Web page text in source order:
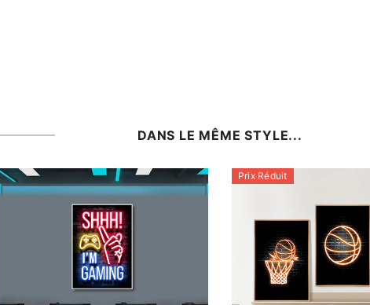
DANS LE MÊME STYLE...
Prix Réduit